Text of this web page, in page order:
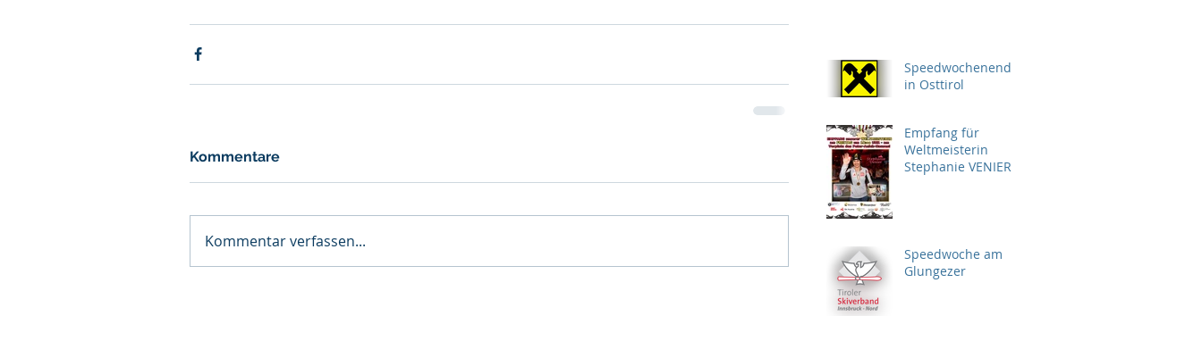
Kommentare
Kommentar verfassen...
Speedwochenende
in Osttirol
Empfang für
Weltmeisterin
Stephanie VENIER
Speedwoche am
Glungezer